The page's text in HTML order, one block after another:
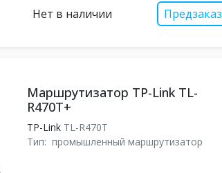
Нет в наличии Предзаказ
Маршрутизатор TP-Link TL-
R470T+
TP-LinkTL-R470T
Тип: промышленный маршрутизатор